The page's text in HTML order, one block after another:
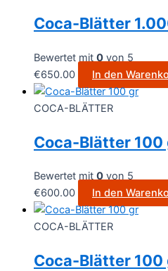
Coca-Blätter
Bewertet mit 0 von 5
€650.00 In den
COCA-BLÄTTER
Coca-Blätter 100
Bewertet mit 0 von 5
€600.00 In den
COCA-BLÄTTER
Coca-Blätter 100